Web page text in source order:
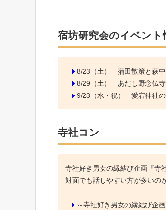
宿坊研究会のイベント
8/23（土） 蒲田散策と萩
8/29（土） あだし野念仏
9/23（水・祝） 愛宕神社
寺社コン
寺社好き男女の縁結び企画『寺
対面でも話しやすい方が多いの
～寺社好き男女の縁結び企